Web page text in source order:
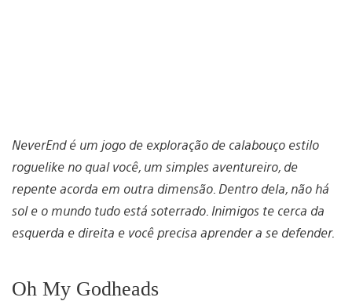
NeverEnd é um jogo de exploração de calabouço estilo
roguelike no qual você, um simples aventureiro, de
repente acorda em outra dimensão. Dentro dela, não há
sol e o mundo tudo está soterrado. Inimigos te cerca da
esquerda e direita e você precisa aprender a se defender.
Oh My Godheads